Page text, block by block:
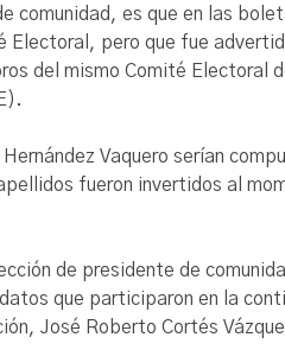
comunidad, es que en las
Electoral, pero que fue
del mismo Comité Electoral
Vaquero serían
fueron invertidos al
de presidente de
que participaron en la
José Roberto Cortés